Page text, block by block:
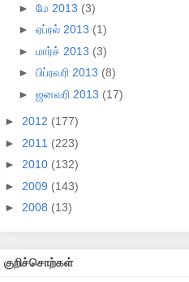
► மே 2013 (3)
► ஏப்ரல் 2013 (1)
► மார்ச் 2013 (3)
► பிப்ரவரி 2013 (8)
► ஜனவரி 2013 (17)
► 2012 (177)
► 2011 (223)
► 2010 (132)
► 2009 (143)
► 2008 (13)
குறிச்சொற்கள்